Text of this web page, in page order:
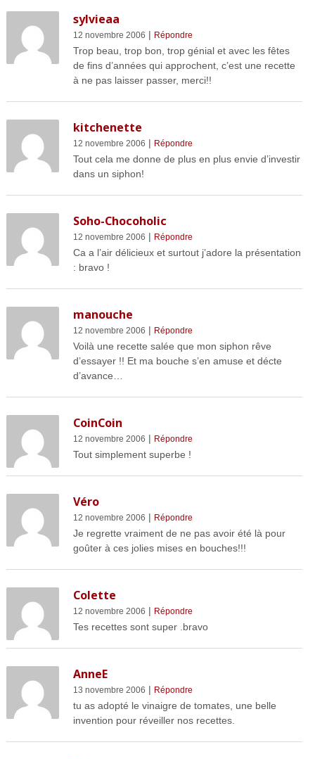
sylvieaa
12 novembre 2006 | Répondre
Trop beau, trop bon, trop génial et avec les fêtes
de fins d’années qui approchent, c’est une recette
à ne pas laisser passer, merci!!
kitchenette
12 novembre 2006 | Répondre
Tout cela me donne de plus en plus envie d’investir
dans un siphon!
Soho-Chocoholic
12 novembre 2006 | Répondre
Ca a l’air délicieux et surtout j’adore la présentation
: bravo !
manouche
12 novembre 2006 | Répondre
Voilà une recette salée que mon siphon rêve
d’essayer !! Et ma bouche s’en amuse et décte
d’avance…
CoinCoin
12 novembre 2006 | Répondre
Tout simplement superbe !
Véro
12 novembre 2006 | Répondre
Je regrette vraiment de ne pas avoir été là pour
goûter à ces jolies mises en bouches!!!
Colette
12 novembre 2006 | Répondre
Tes recettes sont super .bravo
AnneE
13 novembre 2006 | Répondre
tu as adopté le vinaigre de tomates, une belle
invention pour réveiller nos recettes.